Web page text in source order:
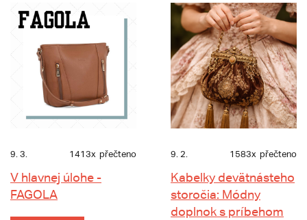
9. 3. 1413x přečteno
V hlavnej úlohe -
FAGOLA
9. 2. 1583x přečteno
Kabelky devätnásteho
storočia: Módny
doplnok s príbehom